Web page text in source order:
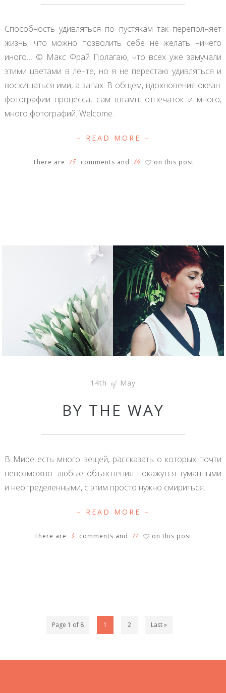
Способность удивляться по пустякам так переполняет
жизнь, что можно позволить себе не желать ничего
иного… © Макс Фрай Полагаю, что всех уже замучали
этими цветами в ленте, но я не перестаю удивляться и
восхищаться ими, а запах. В общем, вдохновения океан:
фотографии процесса, сам штамп, отпечаток и много,
много фотографий. Welcome.
– READ MORE –
There are 15 comments and 16 ♡ on this post
14th of May
BY THE WAY
В Мире есть много вещей, рассказать о которых почти
невозможно: любые объяснения покажутся туманными
и неопределенными, с этим просто нужно смириться.
– READ MORE –
There are 3 comments and 11 ♡ on this post
Page 1 of 8 1 2 Last »